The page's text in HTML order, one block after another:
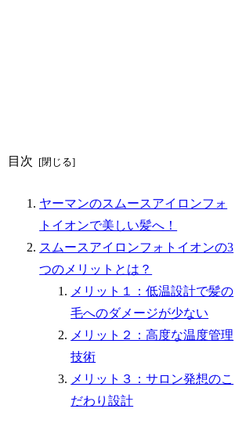
目次
ヤーマンのスムースアイロンフォ
トイオンで美しい髪へ！
スムースアイロンフォトイオンの3
つのメリットとは？
メリット１：低温設計で髪の
毛へのダメージが少ない
メリット２：高度な温度管理
技術
メリット３：サロン発想のこ
だわり設計